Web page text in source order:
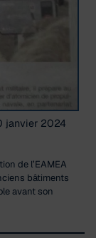
janvier 2024
de l’EAMEA
bâtiments
avant son